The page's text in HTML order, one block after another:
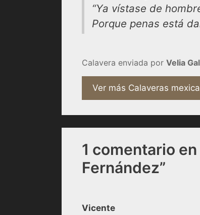
“Ya vístase de
Porque penas está
Calavera enviada por Velia
Ver más Calaveras
1 comentario
Fernández”
Vicente